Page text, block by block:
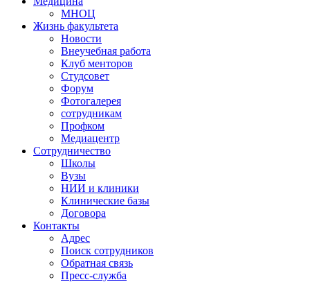
МНОЦ
Жизнь факультета
Новости
Внеучебная работа
Клуб менторов
Студсовет
Форум
Фотогалерея
сотрудникам
Профком
Медиацентр
Сотрудничество
Школы
Вузы
НИИ и клиники
Клинические базы
Договора
Контакты
Адрес
Поиск сотрудников
Обратная связь
Пресс-служба